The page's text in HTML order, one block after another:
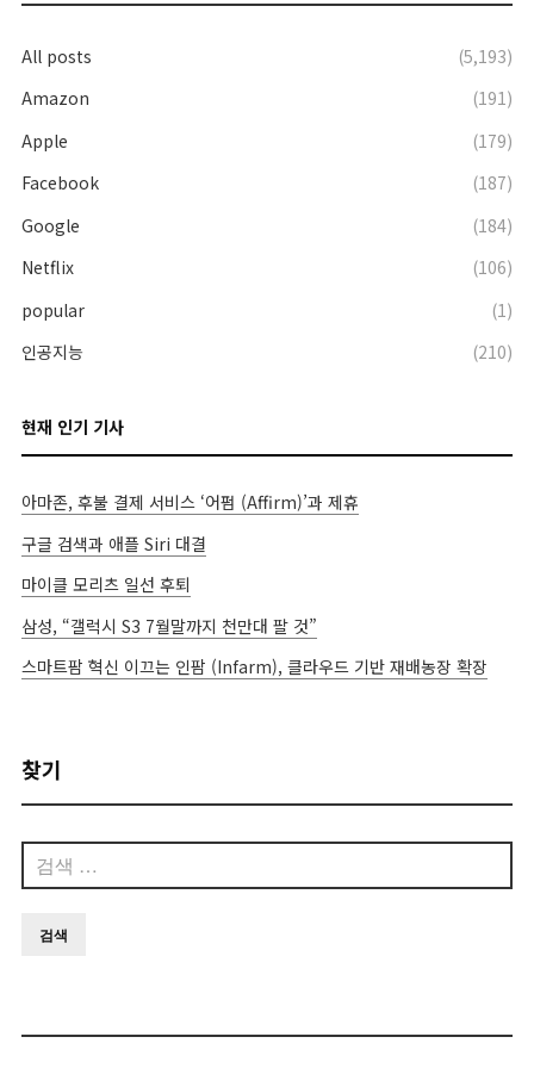
All posts
(5,193)
Amazon
(191)
Apple
(179)
Facebook
(187)
Google
(184)
Netflix
(106)
popular
(1)
인공지능
(210)
현재 인기 기사
아마존, 후불 결제 서비스 ‘어펌 (Affirm)’과 제휴
구글 검색과 애플 Siri 대결
마이클 모리츠 일선 후퇴
삼성, “갤럭시 S3 7월말까지 천만대 팔 것”
스마트팜 혁신 이끄는 인팜 (Infarm), 클라우드 기반 재배농장 확장
찾기
색: